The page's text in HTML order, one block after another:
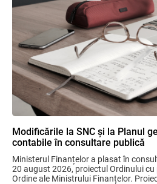
Garanția
mediului la
minerale
04.08.2026
Domenii supuse
operative în luna
05.08.2026
Sa definitivat
integrală a Titlului
cu legislația UE
03.08.2026
Modificările la SNC și la Planul
contabile în consultare publică
Ministerul Finanțelor a plasat în
20 august 2026, proiectul Ordinului
Ordine ale Ministrului Finanțelor.